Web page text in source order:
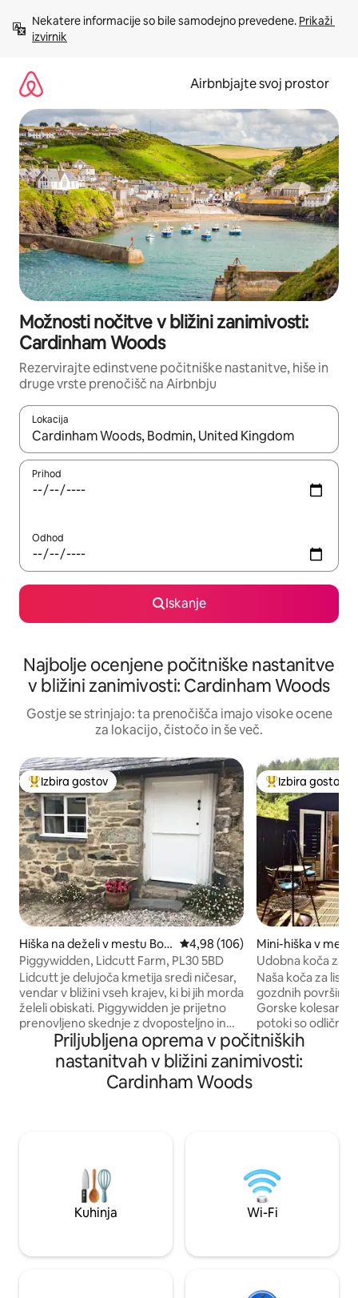
vsebino
Nekatere informacije so bile samodejno prevedene. Prikaži
izvirnik
Airbnbjajte svoj prostor
Možnosti nočitve v bližini zanimivosti:
Cardinham Woods
Rezervirajte edinstvene počitniške nastanitve, hiše in
druge vrste prenočišč na Airbnbju
Lokacija
Ko so rezultati na voljo, krmarite s puščičnima tipkama gor in
Prihod
Odhod
Iskanje
Najbolje ocenjene počitniške nastanitve
v bližini zanimivosti: Cardinham Woods
Gostje se strinjajo: ta prenočišča imajo visoke ocene
za lokacijo, čistočo in še več.
Najbolj priljubljena prenočišča z značko »Izbira gostov«
Izbira gostov
Hiška na deželi v mestu Bod
min
Povprečna ocena: 4,98 od 5, št.
4,98 (106)
Piggywidden, Lidcutt Farm, PL30 5BD
Lidcutt je delujoča kmetija sredi ničesar,
vendar v bližini vseh krajev, ki bi jih morda
želeli obiskati. Piggywidden je prijetno
prenovljeno skednje z dvoposteljno in
enoposteljno spalnico ter edinstvenimi
značilnostmi. Na voljo je zunanji prostor
za sedenje s klopjo za piknik s pogledom
na polje z udomačenimi ovcami,
delujoči kmetiji, ne moremo sprejemati
hišnih ljubljenčkov.
Najbolj
Izbira gostov
Mini-hiška v
Udobna koča za
primerna za pse
Naša koča za
gozdnih površin
Gorske
potoki so odlični
ljubitelje narave.
voljo 24 ur na
se udobno
kurišče/žar.
sprostitev in
Priljubljena oprema v počitniških
nastanitvah v bližini zanimivosti:
Cardinham Woods
Kuhinja Wi-Fi